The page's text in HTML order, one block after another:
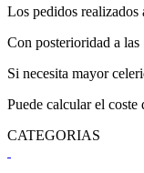
Los pedidos realizados
Con posterioridad a
Si necesita mayor
Puede calcular el
CATEGORIAS